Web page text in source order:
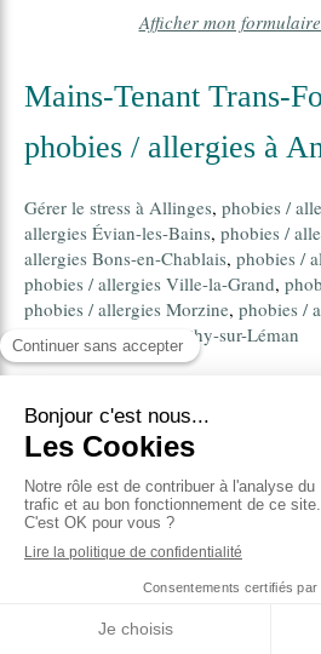
Afficher mon
Mains-Tenant Trans-
phobies / allergies à
Gérer le stress à Allinges, phobies /
allergies Évian-les-Bains, phobies /
allergies Bons-en-Chablais, phobies /
phobies / allergies Ville-la-Grand,
phobies / allergies Morzine, phobies /
phobies / allergies Anthy-sur-Léman
stress
allergies Anthy-sur-Léman
arrêt du
EMDR Anthy-sur-Léman
Située dans la régionAuvergne-
département Haute-Savoie
ville de 1958 habitants. La ville la